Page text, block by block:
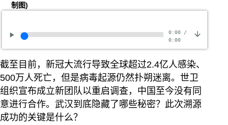
制图)
0:00/
0:00
截至目前，新冠大流行导致全球超过2.4亿人感染、
500万人死亡，但是病毒起源仍然扑朔迷离。世卫
组织宣布成立新团队以重启调查，中国至今没有同
意进行合作。武汉到底隐藏了哪些秘密？此次溯源
成功的关键是什么？